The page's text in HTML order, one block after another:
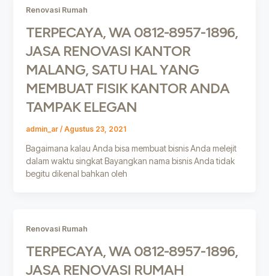
Renovasi Rumah
TERPECAYA, WA 0812-8957-1896,
JASA RENOVASI KANTOR
MALANG, SATU HAL YANG
MEMBUAT FISIK KANTOR ANDA
TAMPAK ELEGAN
admin_ar / Agustus 23, 2021
Bagaimana kalau Anda bisa membuat bisnis Anda melejit
dalam waktu singkat Bayangkan nama bisnis Anda tidak
begitu dikenal bahkan oleh
Renovasi Rumah
TERPECAYA, WA 0812-8957-1896,
JASA RENOVASI RUMAH